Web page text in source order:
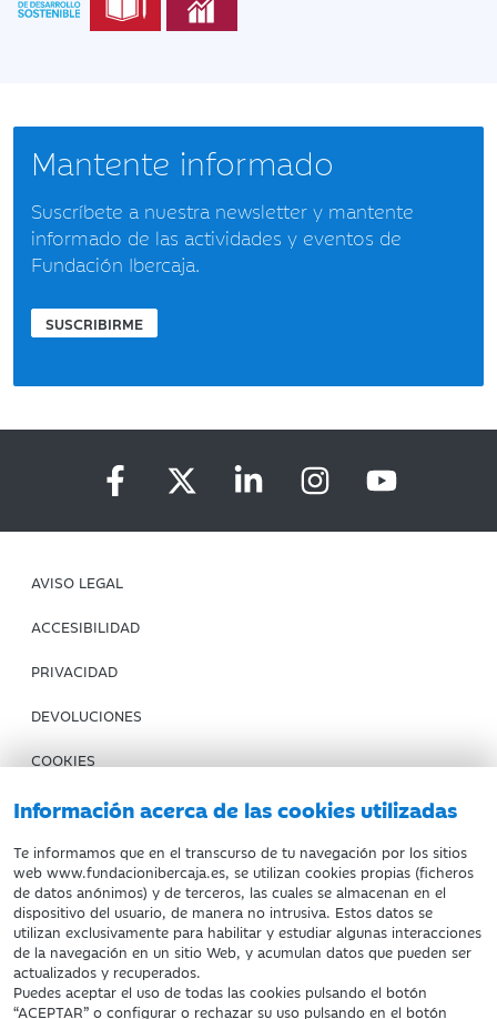
Información acerca de las cookies utilizadas
Te informamos que en el transcurso de tu navegación por los sitios
web www.fundacionibercaja.es, se utilizan cookies propias (ficheros
de datos anónimos) y de terceros, las cuales se almacenan en el
dispositivo del usuario, de manera no intrusiva. Estos datos se
utilizan exclusivamente para habilitar y estudiar algunas interacciones
de la navegación en un sitio Web, y acumulan datos que pueden ser
actualizados y recuperados.
Puedes aceptar el uso de todas las cookies pulsando el botón
“ACEPTAR” o configurar o rechazar su uso pulsando en el botón
Mantente informado
Suscríbete a nuestra newsletter y mantente
informado de las actividades y eventos de
Fundación Ibercaja.
SUSCRIBIRME
AVISO LEGAL
ACCESIBILIDAD
PRIVACIDAD
DEVOLUCIONES
COOKIES
CONDICIONES DE COMPRA
IBERCAJA BANCO
Fundación Bancaria Ibercaja. C.I.F. G-50000652.
Inscrita en el Registro de Fundaciones del Mº de Educación,
Cultura y Deporte con el nº 1689.
Domicilio social: Joaquín Costa, 13. 50001 Zaragoza.